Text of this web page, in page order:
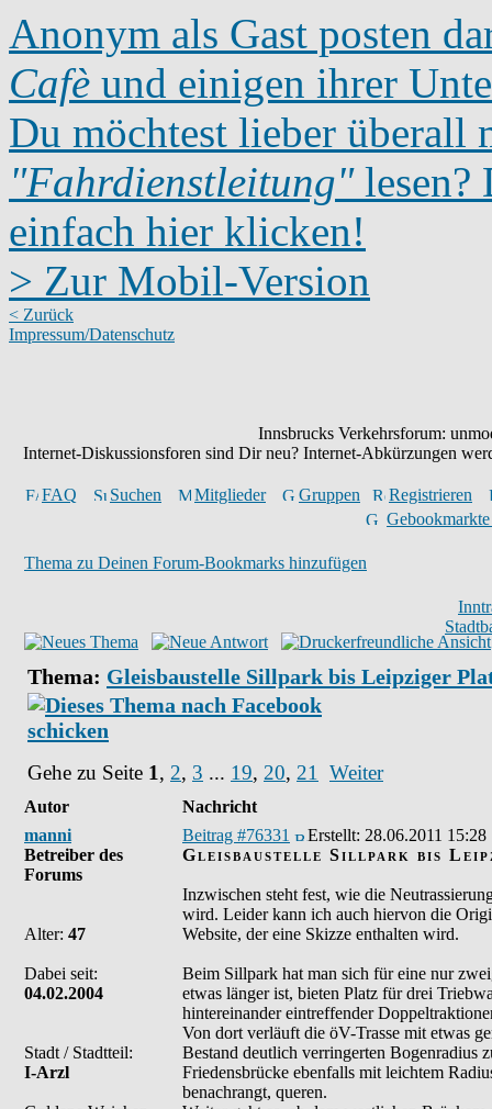
Anonym als Gast posten
Cafè und einigen ihrer
Du möchtest lieber überall
"Fahrdienstleitung"lesen?
einfach hier klicken!
> Zur Mobil-Version
< Zurück
Impressum/Datenschutz
Innsbrucks Verkehrsforum:
Internet-Diskussionsforen sind Dir neu? Internet-Abkürzungen
FAQ Suchen Mitglieder Gruppen
Registrieren
Thema zu Deinen Forum-Bookmarks hinzufügen
Thema: Gleisbaustelle Sillpark bis Leipziger
Gehe zu Seite 1, 2, 3 ... 19, 20, 21 Weiter
Autor
Nachricht
manni
Betreiber des
Forums
Alter: 47
Dabei seit:
04.02.2004
Stadt / Stadtteil:
I-Arzl
Beitrag #76331 Erstellt: 28.06.2011 15:28
Gleisbaustelle Sillpark bis
Inzwischen steht fest, wie die
wird. Leider kann ich auch hiervon die
Website, der eine Skizze enthalten wird.
Beim Sillpark hat man sich für eine nur
etwas länger ist, bieten Platz für drei
hintereinander eintreffender
Von dort verläuft die öV-Trasse mit etwas
Bestand deutlich verringerten Bogenradius
Friedensbrücke ebenfalls mit leichtem
benachrangt, queren.